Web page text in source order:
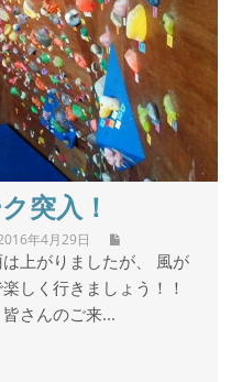
突入！
年4月29日
上がりましたが、 風が
しく行きましょう！！
さんのご来...